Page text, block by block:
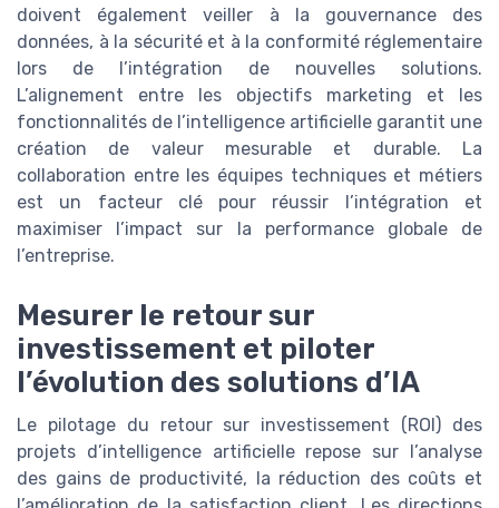
doivent également veiller à la gouvernance des
données, à la sécurité et à la conformité réglementaire
lors de l’intégration de nouvelles solutions.
L’alignement entre les objectifs marketing et les
fonctionnalités de l’intelligence artificielle garantit une
création de valeur mesurable et durable. La
collaboration entre les équipes techniques et métiers
est un facteur clé pour réussir l’intégration et
maximiser l’impact sur la performance globale de
l’entreprise.
Mesurer le retour sur
investissement et piloter
l’évolution des solutions d’IA
Le pilotage du retour sur investissement (ROI) des
projets d’intelligence artificielle repose sur l’analyse
des gains de productivité, la réduction des coûts et